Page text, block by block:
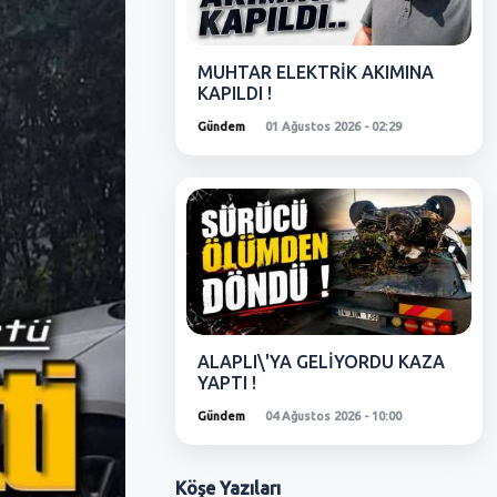
MUHTAR ELEKTRİK AKIMINA
KAPILDI !
Gündem 01 Ağustos 2026 - 02:29
ALAPLI\'YA GELİYORDU KAZA
YAPTI !
Gündem 04 Ağustos 2026 - 10:00
KöşeYazıları